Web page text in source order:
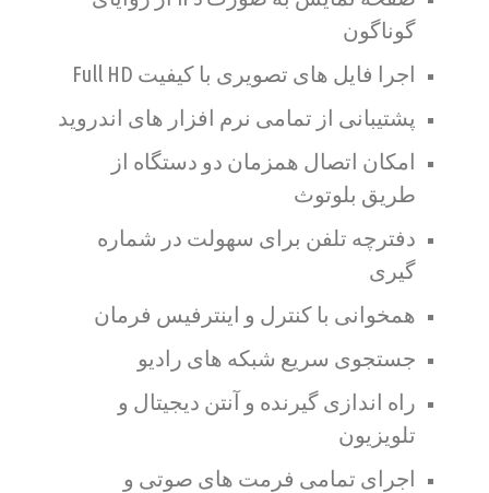
گوناگون
اجرا فایل های تصویری با کیفیت Full HD
پشتیبانی از تمامی نرم افزار های اندروید
امکان اتصال همزمان دو دستگاه از
طریق بلوتوث
دفترچه تلفن برای سهولت در شماره
گیری
همخوانی با کنترل و اینترفیس فرمان
جستجوی سریع شبکه های رادیو
راه اندازی گیرنده و آنتن دیجیتال و
تلویزیون
اجرای تمامی فرمت های صوتی و